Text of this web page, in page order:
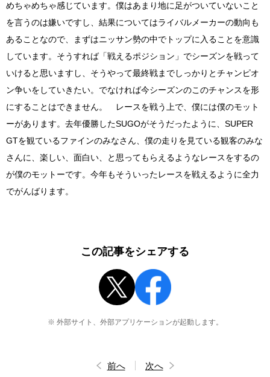
めちゃめちゃ感じています。僕はあまり地に足がついていないこと
を言うのは嫌いですし、結果についてはライバルメーカーの動向も
あることなので、まずはニッサン勢の中でトップに入ることを意識
しています。そうすれば「戦えるポジション」でシーズンを戦って
いけると思いますし、そうやって最終戦までしっかりとチャンピオ
ン争いをしていきたい。でなければ今シーズンのこのチャンスを形
にすることはできません。 レースを戦う上で、僕には僕のモット
ーがあります。去年優勝したSUGOがそうだったように、 SUPER
GTを観ているファインのみなさん、僕の走りを見ている観客のみな
さんに、楽しい、面白い、と思ってもらえるようなレースをするの
が僕のモットーです。今年もそういったレースを戦えるように全力
でがんばります。
この記事をシェアする
※ 外部サイト、外部アプリケーションが起動します。
前へ 次へ